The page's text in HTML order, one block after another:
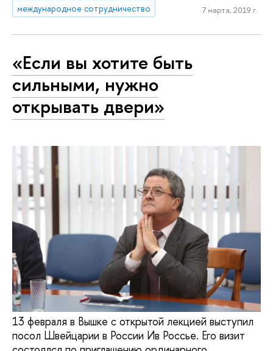
международное сотрудничество
7 марта, 2019 г.
«Если вы хотите быть
сильными, нужно
открывать двери»
13 февраля в Вышке с открытой лекцией выступил
посол Швейцарии в России Ив Россье. Его визит